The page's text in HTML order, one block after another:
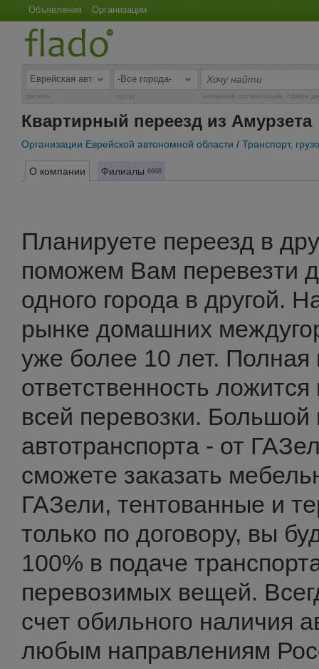
Объявления Организации
регион город название организации, сфера
Квартирный переезд из Амурзета
Организации Еврейской автономной области / Транспорт,
О компании Филиалы 6668
Планируете переезд в
поможем Вам перевезти
одного города в другой.
рынке домашних
уже более 10 лет. Полная
ответственность
всей перевозки. Большой
автотранспорта - от
сможете заказать
ГАЗели, тентованные и
только по договору, вы
100% в подаче
перевозимых вещей.
счет обильного наличия
любым направлениям